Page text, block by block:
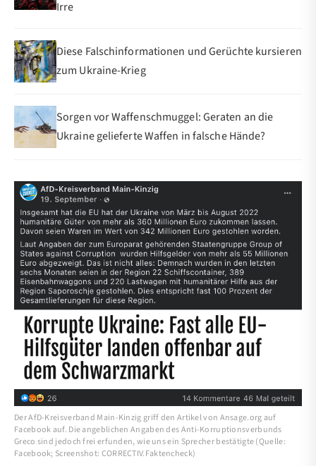
Irre
Diese Falschinformationen und Gerüchte kursieren
zum Ukraine-Krieg
Sorgen vor Waffenschmuggel: Geraten an die
Ukraine gelieferte Waffen in falsche Hände?
Der AfD-Kreisverband Main-Kinzig griff den Artikel von Ansage.org auf
Facebook auf. Die angeblichen Angaben des Anti-Korruptionsverbunds
Greco sind jedoch frei erfunden, wie uns ein Sprecher bestätigte (Quelle:
Facebook; Screenshot: CORRECTIV.Faktencheck)